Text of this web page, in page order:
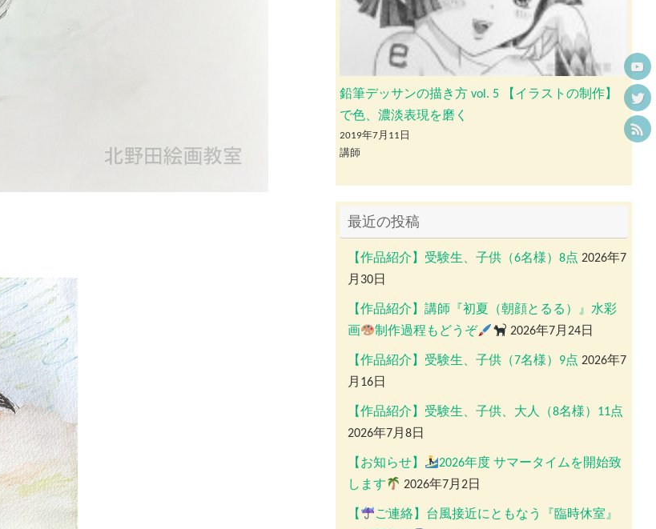
鉛筆デッサンの描き方 vol. 5 【イラストの制作】
で色、濃淡表現を磨く
2019年7月11日
講師
最近の投稿
【作品紹介】受験生、子供（6名様）8点 2026年7
月30日
【作品紹介】講師『初夏（朝顔とるる）』水彩
画
制作過程もどうぞ 2026年7月24日
【作品紹介】受験生、子供（7名様）9点 2026年7
月16日
【作品紹介】受験生、子供、大人（8名様）11点
2026年7月8日
【お知らせ】
2026年度 サマータイムを開始致
します
2026年7月2日
【
ご連絡】台風接近にともなう『臨時休室』